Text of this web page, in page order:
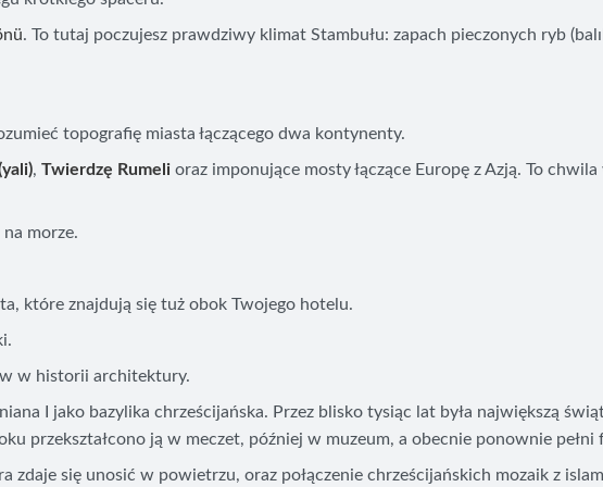
. To tutaj poczujesz prawdziwy klimat Stambułu: zapach pieczonych ryb
topografię miasta łączącego dwa kontynenty.
,Twierdzę Rumeli oraz imponujące mosty łączące Europę z Azją. To
morze.
które znajdują się tuż obok Twojego hotelu.
w historii architektury.
I jako bazylika chrześcijańska. Przez blisko tysiąc lat była największą
przekształcono ją w meczet, później w muzeum, a obecnie ponownie pełni
się unosić w powietrzu, oraz połączenie chrześcijańskich mozaik z